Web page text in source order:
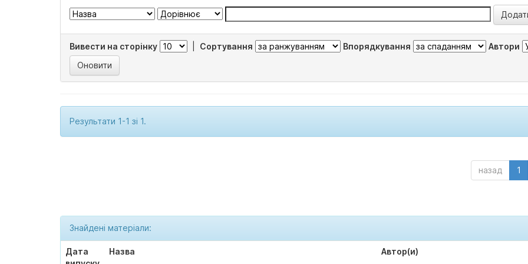
Вивести на сторінку Сортування Впорядкування Автори
Результати 1-1 зі 1.
назад 1
Знайдені матеріали:
Дата
Назва Автор(и)